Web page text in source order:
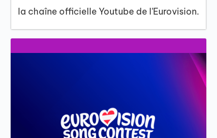
la chaîne officielle Youtube de l'Eurovision.